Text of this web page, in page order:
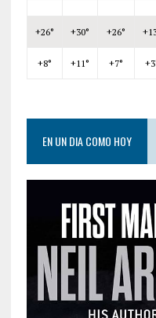
+26° +30° +26° +
+8° +11° +7° +
EN UN DIA COMO HOY